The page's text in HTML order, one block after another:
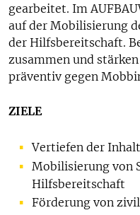
gearbeitet. Im
auf der Mobilisierung
der Hilfsbereitschaft.
zusammen und
präventiv gegen
ZIELE
Vertiefen der
Mobilisierung von
Hilfsbereitschaft
Förderung von